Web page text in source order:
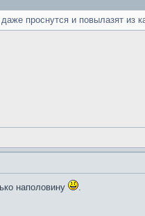
проснутся и повылазят из
наполовину .